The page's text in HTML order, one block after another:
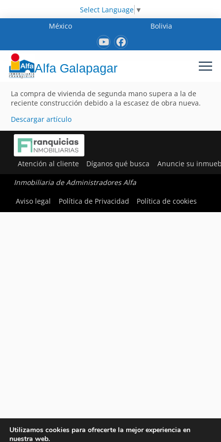
Select Language ▼
México
Bolivia
Alfa Galapagar
La compra de vivienda de segunda mano supera a la de
reciente construcción debido a la escasez de obra nueva.
Descargar artículo
Atención al cliente Díganos qué busca Anuncie su
Inmobiliaria de Administradores Alfa
Aviso legal
Política de Privacidad Política de cookies
Utilizamos cookies para ofrecerte la mejor experiencia en
nuestra web.